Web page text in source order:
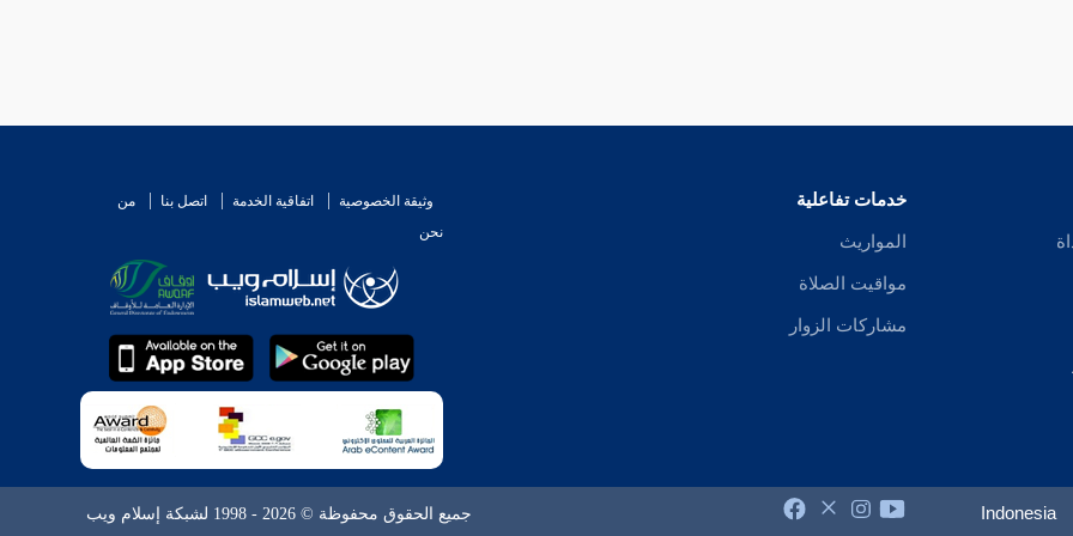
خدمات تفاعلية
المواريث
مواقيت الصلاة
مشاركات الزوار
وثيقة الخصوصية اتفاقية الخدمة اتصل بنا
من
نحن
Indonesia جميع الحقوق محفوظة © 2026 - 1998 لشبكة إسلام ويب